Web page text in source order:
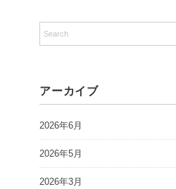
アーカイブ
2026年6月
2026年5月
2026年3月